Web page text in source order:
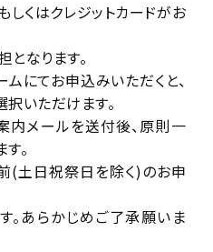
くはクレジットカードがお
なります。
にてお申込みいただくと、
いただけます。
メールを送付後、原則一
。
(土日祝祭日を除く)のお申
。あらかじめご了承願いま